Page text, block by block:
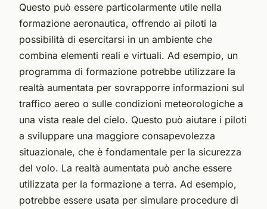
Questo può essere particolarmente utile nella
formazione aeronautica, offrendo ai piloti la
possibilità di esercitarsi in un ambiente che
combina elementi reali e virtuali. Ad esempio, un
programma di formazione potrebbe utilizzare la
realtà aumentata per sovrapporre informazioni sul
traffico aereo o sulle condizioni meteorologiche a
una vista reale del cielo. Questo può aiutare i piloti
a sviluppare una maggiore consapevolezza
situazionale, che è fondamentale per la sicurezza
del volo. La realtà aumentata può anche essere
utilizzata per la formazione a terra. Ad esempio,
potrebbe essere usata per simulare procedure di